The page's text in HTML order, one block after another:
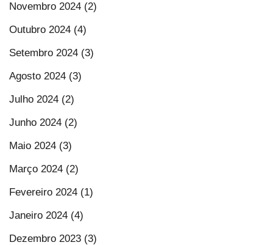
Novembro 2024 (2)
Outubro 2024 (4)
Setembro 2024 (3)
Agosto 2024 (3)
Julho 2024 (2)
Junho 2024 (2)
Maio 2024 (3)
Março 2024 (2)
Fevereiro 2024 (1)
Janeiro 2024 (4)
Dezembro 2023 (3)